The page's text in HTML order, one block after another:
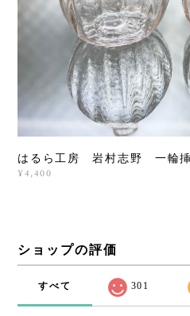
はるら工房 岩村志野 一輪
¥4,400
ショップの評価
すべて 301